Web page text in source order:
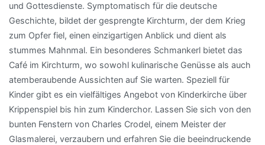
und Gottesdienste. Symptomatisch für die deutsche
Geschichte, bildet der gesprengte Kirchturm, der dem Krieg
zum Opfer fiel, einen einzigartigen Anblick und dient als
stummes Mahnmal. Ein besonderes Schmankerl bietet das
Café im Kirchturm, wo sowohl kulinarische Genüsse als auch
atemberaubende Aussichten auf Sie warten. Speziell für
Kinder gibt es ein vielfältiges Angebot von Kinderkirche über
Krippenspiel bis hin zum Kinderchor. Lassen Sie sich von den
bunten Fenstern von Charles Crodel, einem Meister der
Glasmalerei, verzaubern und erfahren Sie die beeindruckende